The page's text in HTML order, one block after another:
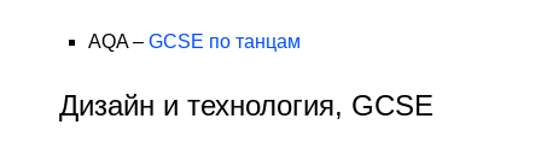
AQA – GCSE по танцам
Дизайн и технология, GCSE